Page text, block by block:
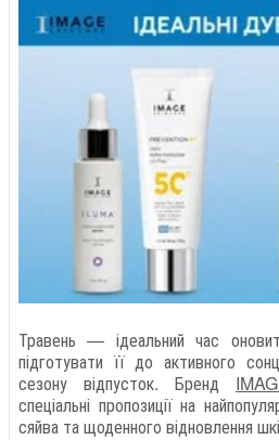
Травень — ідеальний час
підготувати її до активного
сезону відпусток. Бренд
спеціальні пропозиції на
сяйва та щоденного відновлення